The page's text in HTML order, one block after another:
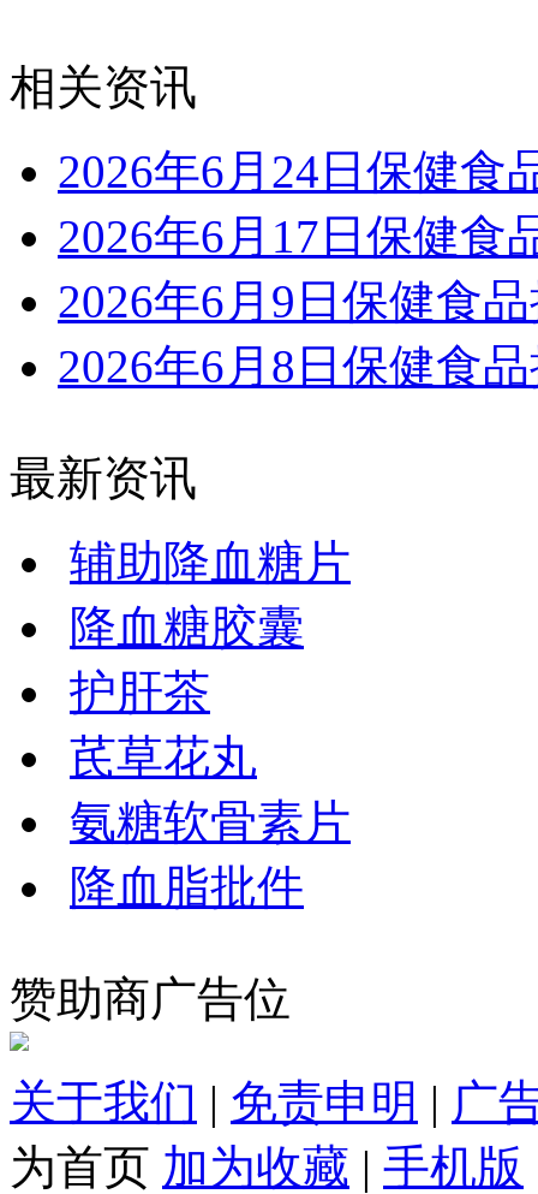
相关资讯
2026年6月24日保健食
2026年6月17日保健食
2026年6月9日保健食
2026年6月8日保健食
最新资讯
辅助降血糖片
降血糖胶囊
护肝茶
芪草花丸
氨糖软骨素片
降血脂批件
赞助商广告位
关于我们 | 免责申明 | 广
为首页 加为收藏 | 手机版